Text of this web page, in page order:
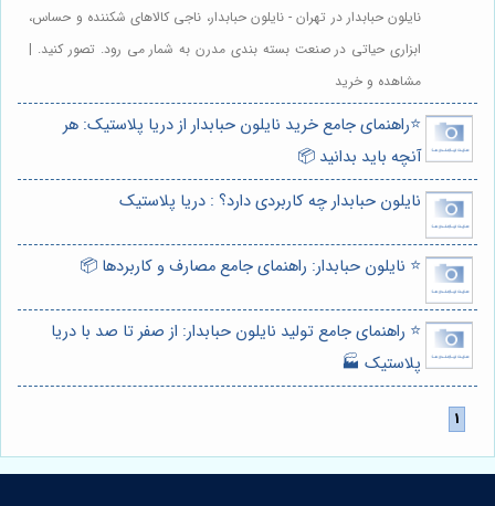
نایلون حبابدار در تهران - نایلون حبابدار، ناجی کالاهای شکننده و حساس،
ابزاری حیاتی در صنعت بسته بندی مدرن به شمار می رود. تصور کنید. |
مشاهده و خرید
⭐️راهنمای جامع خرید نایلون حبابدار از دریا پلاستیک: هر
آنچه باید بدانید 📦
نایلون حبابدار چه کاربردی دارد؟ : دریا پلاستیک
⭐️ نایلون حبابدار: راهنمای جامع مصارف و کاربردها 📦
⭐️ راهنمای جامع تولید نایلون حبابدار: از صفر تا صد با دریا
پلاستیک 🏭